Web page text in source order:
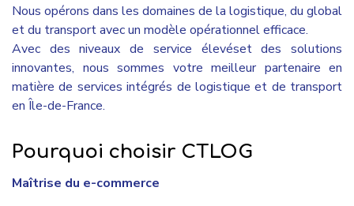
Nous opérons dans les domaines de la logistique, du global
et du transport avec un modèle opérationnel efficace.
Avec des niveaux de service élevéset des solutions
innovantes, nous sommes votre meilleur partenaire en
matière de services intégrés de logistique et de transport
en Île-de-France.
Pourquoi choisir CTLOG
Maîtrise du e-commerce